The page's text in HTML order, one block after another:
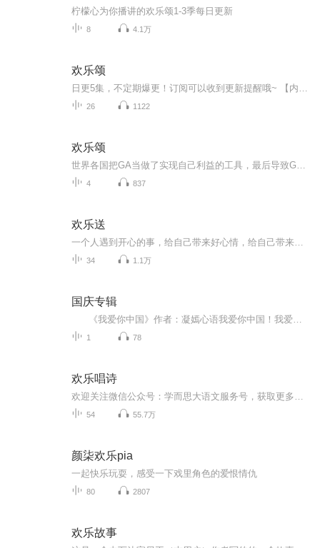
柠檬心为你播讲的欢乐颂1-3季每日更新
8 4.1万
欢乐颂
26 1122
欢乐颂
4 837
欢乐送
34 1.1万
国庆专辑
1 78
欢乐唱诗
54 55.7万
颜柒欢乐pia
一起快乐玩耍，感受一下戏里角色的爱恨情仇
80 2807
欢乐故事